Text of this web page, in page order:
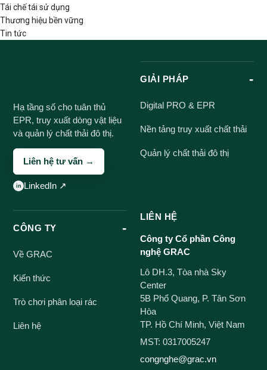
Tái chế tái sử dụng
Thương hiệu bền vững
Tin tức
Hạ tầng số cho tuân thủ
EPR, truy xuất dòng vật liệu
và quản lý chất thải đô thị.
Liên hệ tư vấn →
LinkedIn ↗
GIẢI PHÁP
Digital PRO & EPR
Nền tảng truy xuất chất thải
Quản lý chất thải đô thị
CÔNG TY
Về GRAC
Kiến thức
Trò chơi phân loại rác
Liên hệ
LIÊN HỆ
Công ty Cổ phần Công
nghệ GRAC
Lô DH.3, Tòa nhà Sky
Center
5B Phổ Quang, P. Tân Sơn
Hòa
TP. Hồ Chí Minh, Việt Nam
MST: 0317005247
congnghe@grac.vn